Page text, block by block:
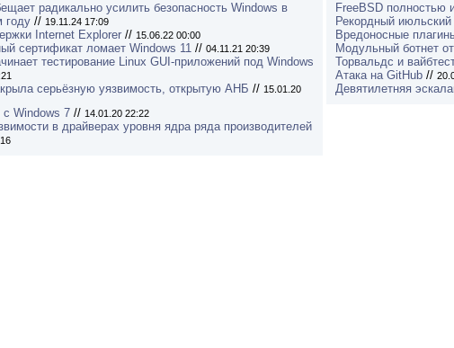
радикально усилить безопасность Windows в
году // 19.11.24 17:09
Internet Explorer // 15.06.22 00:00
сертификат ломает Windows 11 // 04.11.21 20:39
тестирование Linux GUI-приложений под Windows
серьёзную уязвимость, открытую АНБ // 15.01.20
Windows 7 // 14.01.20 22:22
в драйверах уровня ядра ряда производителей
FreeBSD полностью
Рекордный июльский
Вредоносные
Модульный ботнет
Торвальдс и
Атака на GitHub //
Девятилетняя